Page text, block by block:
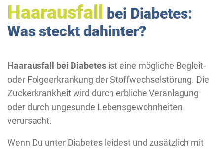
Haarausfall
bei Diabetes:
Was steckt dahinter?
Haarausfall bei Diabetes ist eine mögliche Begleit-
oder Folgeerkrankung der Stoffwechselstörung. Die
Zuckerkrankheit wird durch erbliche Veranlagung
oder durch ungesunde Lebensgewohnheiten
verursacht.
Wenn Du unter Diabetes leidest und zusätzlich mit